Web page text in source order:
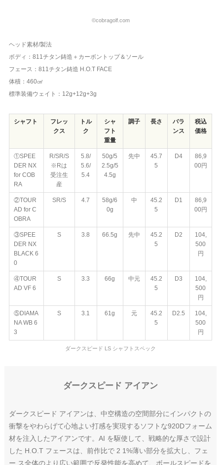
©cobragolf.com
ヘッド素材/製法
ボディ：811チタン鋳造＋カーボントップ＆ソール
フェース：811チタン鋳造 H.O.T FACE
体積：460㎠
標準装備ウェイト：12g+12g+3g
シャフト
フレッ
クス
トル
ク
シャ
フト
重量
調子 長さ
バラ
ンス
税込
価格
①SPEE
DER NX
for COB
RA
R/SR/S
※Rは
受注生
産
5.8/
5.6/
5.4
50g/5
2.5g/5
4.5g
先中
45.7
5
D4
86,9
00円
②TOUR
AD for C
OBRA
SR/S 4.7
58g/6
0g
中
45.2
5
D1
86,9
00円
③SPEE
DER NX
BLACK 6
0
S 3.8 66.5g 先中
45.2
5
D2
104,
500
円
④TOUR
AD VF 6
S 3.3 66g 中元
45.2
5
D3
104,
500
円
⑤DIAMA
NA WB 6
3
S 3.1 61g 元
45.2
5
D2.5
104,
500
円
ダークスピード LS シャフトスペック
ダークスピード アイアン
ダークスピード アイアンは、中空構造の空間部分にインパクトの
衝撃をやわらげて心地よい打感を実現するソフトな920Dフォーム
材を注入したアイアンです。AI を駆使して、戦略的な厚さで設計
した H.O.T フェースは、前作比で 2 1%薄い部分を拡大し、フェ
ー ス全体のより広い範囲で反発性能を高めて、ボールスピードを